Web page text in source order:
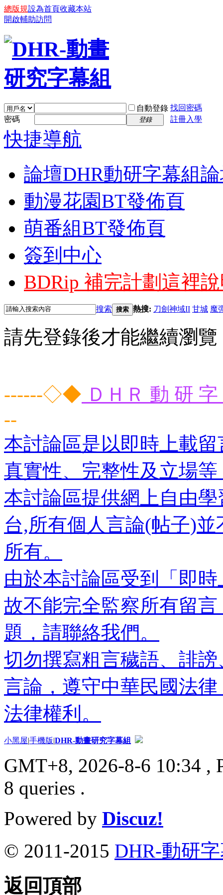
總版規設為首頁收藏本站
開啟輔助訪問
自動登錄 找回密碼
密碼
登錄 註冊入學
快捷導航
論壇DHR動研字幕組
動漫花園BT發佈頁
萌番組BT發佈頁
簽到中心
BDRip 補完計劃 這裡
搜索 搜索 熱搜: 刀劍神域II 甘城 魔
請先登錄後才能繼續瀏覽
------◇◆ ＤＨＲ 動 研
--
本討論區是以即時上載
真實性、完整性及立場
本討論區提供網上自由
台,所有個人言論(帖子)
所有。
由於本討論區受到「即
故不能完全監察所有留
題，請聯絡我們。
切勿撰寫粗言穢語、誹
言論，遵守中華民國法
法律權利。
小黑屋|手機版|DHR-動畫研究字幕組
GMT+8, 2026-8-6 10:34 ,
8 queries .
Powered by Discuz!
© 2011-2015 DHR-動研
返回頂部